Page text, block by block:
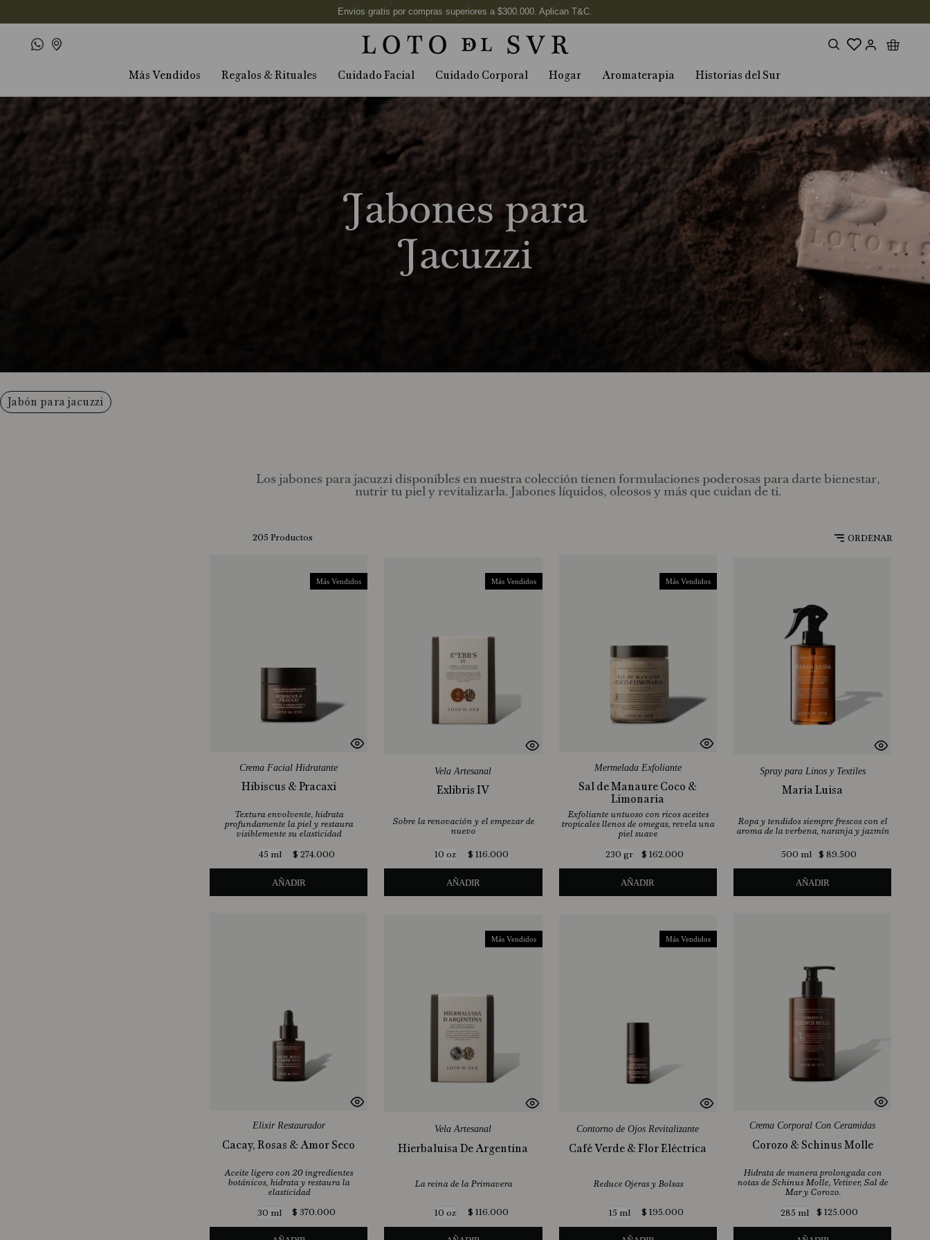
Más Vendidos Regalos & Rituales Cuidado Facial Cuidado Corporal Hogar Aromaterapia Historias del Sur
Jabones para
Jacuzzi
Jabón para jacuzzi
Los jabones para jacuzzi disponibles en nuestra colección tienen formulaciones poderosas para darte bienestar,
nutrir tu piel y revitalizarla. Jabones líquidos, oleosos y más que cuidan de ti.
205Productos
Más Vendidos
Crema Facial Hidratante
Hibiscus & Pracaxi
Textura envolvente, hidrata
profundamente la piel y restaura
visiblemente su elasticidad
45 ml
$ 274.000
AÑADIR
Más Vendidos
Vela Artesanal
Exlibris IV
Sobre la renovación y el empezar de
nuevo
10 oz $ 116.000
AÑADIR
Más Vendidos
Mermelada Exfoliante
Sal de Manaure Coco &
Limonaria
Exfoliante untuoso con ricos aceites
tropicales llenos de omegas, revela una
piel suave
230 gr
$ 162.000
AÑADIR
Spray para Linos y Textiles
María Luisa
Ropa y tendidos siempre frescos con el
aroma de la verbena, naranja y jazmín
500 ml $ 89.500
AÑADIR
Elixir Restaurador
Cacay, Rosas & Amor Seco
Aceite ligero con 20 ingredientes
botánicos, hidrata y restaura la
elasticidad
30 ml
$ 370.000
Más Vendidos
Vela Artesanal
Hierbaluisa De Argentina
La reina de la Primavera
10 oz $ 116.000
Más Vendidos
Contorno de Ojos Revitalizante
Café Verde & Flor Eléctrica
Reduce Ojeras y Bolsas
15 ml $ 195.000
Crema Corporal Con Ceramidas
Corozo & Schinus Molle
Hidrata de manera prolongada con
notas de Schinus Molle, Vetiver, Sal de
Mar y Corozo.
285 ml
$ 125.000